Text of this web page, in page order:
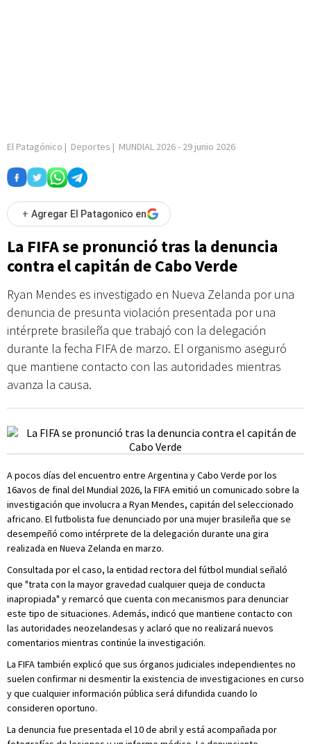
El Patagónico | Deportes | MUNDIAL 2026- 29 junio 2026
+ Agregar El Patagonico en
La FIFA se pronunció tras la denuncia
contra el capitán de Cabo Verde
Ryan Mendes es investigado en Nueva Zelanda por una
denuncia de presunta violación presentada por una
intérprete brasileña que trabajó con la delegación
durante la fecha FIFA de marzo. El organismo aseguró
que mantiene contacto con las autoridades mientras
avanza la causa.
A pocos días del encuentro entre Argentina y Cabo Verde por los
16avos de final del Mundial 2026, la FIFA emitió un comunicado sobre la
investigación que involucra a Ryan Mendes, capitán del seleccionado
africano. El futbolista fue denunciado por una mujer brasileña que se
desempeñó como intérprete de la delegación durante una gira
realizada en Nueva Zelanda en marzo.
Consultada por el caso, la entidad rectora del fútbol mundial señaló
que "trata con la mayor gravedad cualquier queja de conducta
inapropiada" y remarcó que cuenta con mecanismos para denunciar
este tipo de situaciones. Además, indicó que mantiene contacto con
las autoridades neozelandesas y aclaró que no realizará nuevos
comentarios mientras continúe la investigación.
La FIFA también explicó que sus órganos judiciales independientes no
suelen confirmar ni desmentir la existencia de investigaciones en curso
y que cualquier información pública será difundida cuando lo
consideren oportuno.
La denuncia fue presentada el 10 de abril y está acompañada por